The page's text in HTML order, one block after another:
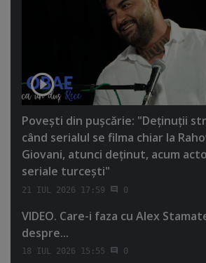
Poveşti din puşcărie: "Deţinuţii
când serialul se filma chiar la
Giovani, atunci deţinut, acum
seriale turceşti"
21 IUL 2026 17:59 0
VIDEO. Care-i faza cu Alex
despre...
18 IUL 2026 15:55 0